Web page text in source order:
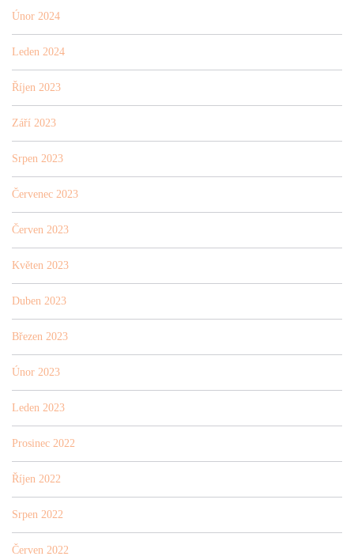
Únor 2024
Leden 2024
Říjen 2023
Září 2023
Srpen 2023
Červenec 2023
Červen 2023
Květen 2023
Duben 2023
Březen 2023
Únor 2023
Leden 2023
Prosinec 2022
Říjen 2022
Srpen 2022
Červen 2022